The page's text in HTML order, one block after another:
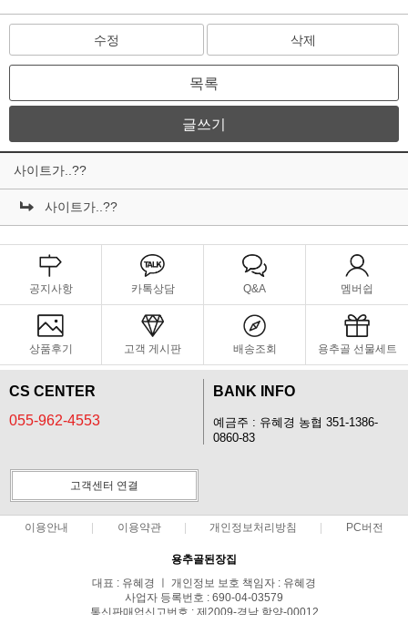
수정 삭제
목록
글쓰기
사이트가..??
사이트가..??
공지사항 카톡상담 Q&A 멤버쉽
상품후기 고객 게시판 배송조회 용추골 선물세트
CS CENTER
055-962-4553
BANK INFO
예금주 : 유혜경 농협 351-1386-
0860-83
고객센터 연결
이용안내 이용약관 개인정보처리방침 PC버전
용추골된장집
대표 : 유혜경 ㅣ 개인정보 보호 책임자 : 유혜경
사업자 등록번호 : 690-04-03579
통신판매업신고번호 : 제2009-경남 함양-00012